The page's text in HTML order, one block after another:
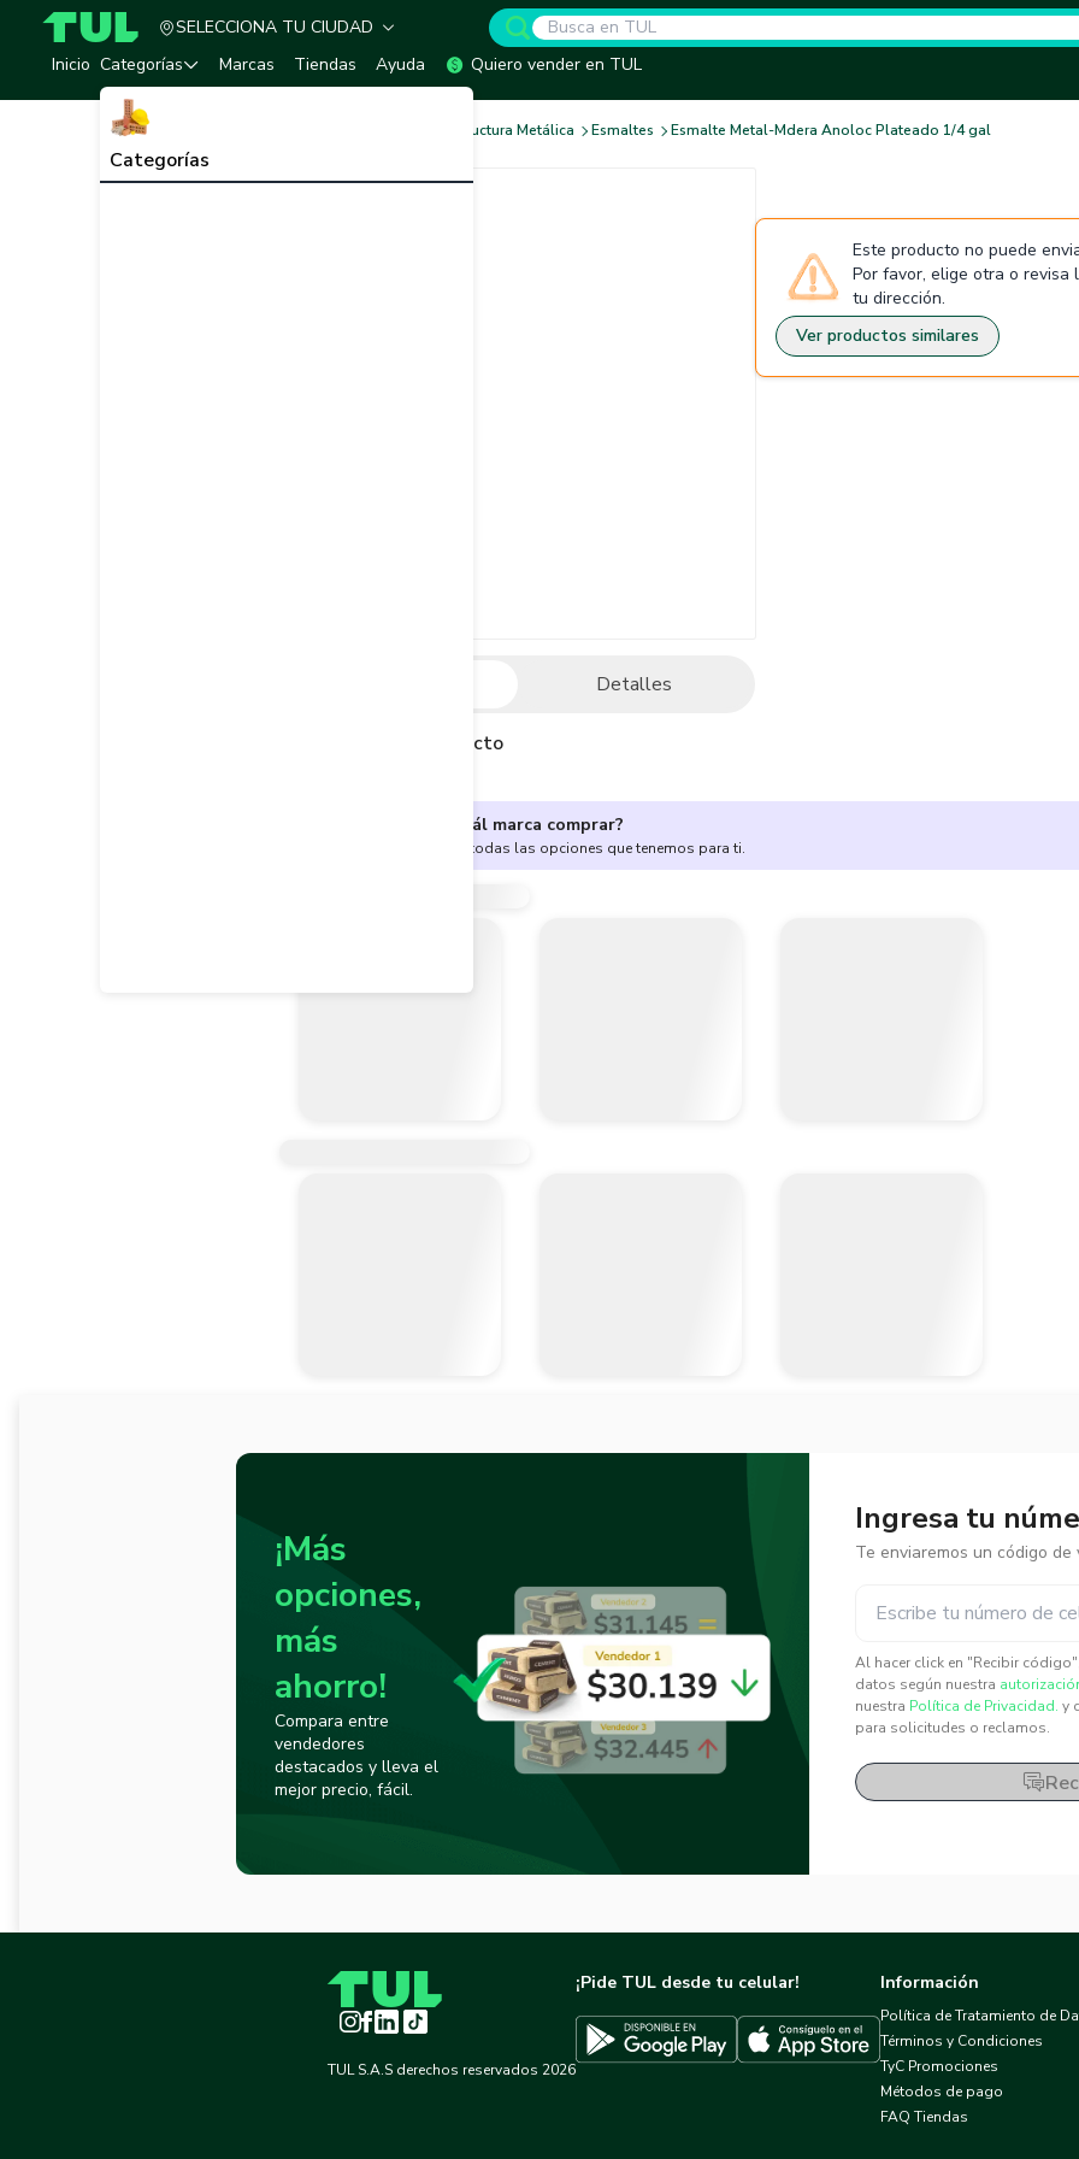
TUL - Tu Marketplace de Construcción
SELECCIONA TU CIUDAD
Inicio Categorías
Categorías
Marcas Tiendas Ayuda Quiero vender en TUL
Pinturas para Estructura Metálica Esmaltes Esmalte Metal-Mdera Anoloc Plateado 1/4 gal
Detalles
Descripción del producto
Este producto no puede
Por favor, elige otra o revisa
tu dirección.
Ver productos similares
¿No sabes cuál marca comprar?
Encuentra aquí todas las opciones que tenemos para ti.
¡Más
opciones,
más
ahorro!
Compara entre
vendedores
destacados y lleva el
mejor precio, fácil.
Ingresa tu
Te enviaremos un código de
Al hacer click en "Recibir
datos según nuestra
nuestra Política de Privacidad. y
para solicitudes o reclamos.
Instagram
Facebook
LinkedInTikTok
TUL S.A.S derechos reservados 2026
¡Pide TUL desde tu celular!
Descargar TUL en Google PlayDescargar TUL en App Store
Información
Política de Tratamiento de
Términos y Condiciones
TyC Promociones
Métodos de pago
FAQ Tiendas